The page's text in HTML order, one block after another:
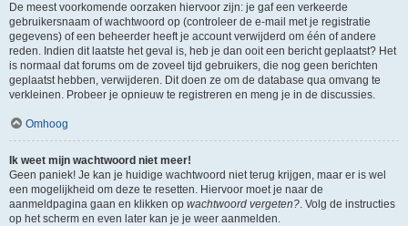
De meest voorkomende oorzaken hiervoor zijn: je gaf een verkeerde
gebruikersnaam of wachtwoord op (controleer de e-mail met je registratie
gegevens) of een beheerder heeft je account verwijderd om één of andere
reden. Indien dit laatste het geval is, heb je dan ooit een bericht geplaatst? Het
is normaal dat forums om de zoveel tijd gebruikers, die nog geen berichten
geplaatst hebben, verwijderen. Dit doen ze om de database qua omvang te
verkleinen. Probeer je opnieuw te registreren en meng je in de discussies.
Omhoog
Ik weet mijn wachtwoord niet meer!
Geen paniek! Je kan je huidige wachtwoord niet terug krijgen, maar er is wel
een mogelijkheid om deze te resetten. Hiervoor moet je naar de
aanmeldpagina gaan en klikken op wachtwoord vergeten?. Volg de instructies
op het scherm en even later kan je je weer aanmelden.